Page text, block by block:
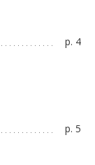
p. 4
p. 5